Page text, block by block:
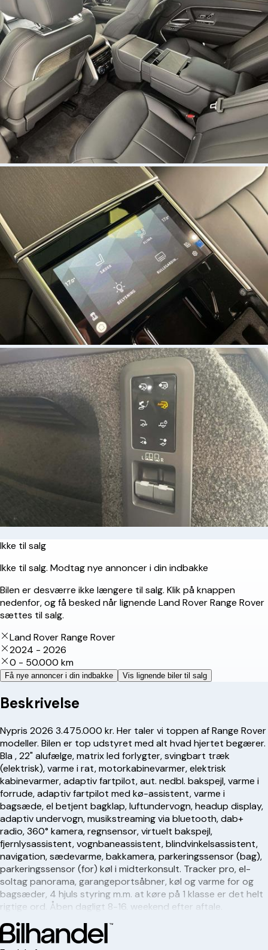
Ikke til salg
Ikke til salg. Modtag nye annoncer i din indbakke
Bilen er desværre ikke længere til salg. Klik på knappen
nedenfor, og få besked når lignende Land Rover Range Rover
sættes til salg.
Land Rover Range Rover
2024 - 2026
0 - 50.000 km
Få nye annoncer i din indbakke Vis lignende biler til salg
Beskrivelse
Nypris 2026 3.475.000 kr. Her taler vi toppen af Range Rover
modeller. Bilen er top udstyret med alt hvad hjertet begærer.
Bla , 22" alufælge, matrix led forlygter, svingbart træk
(elektrisk), varme i rat, motorkabinevarmer, elektrisk
kabinevarmer, adaptiv fartpilot, aut. nedbl. bakspejl, varme i
forrude, adaptiv fartpilot med kø-assistent, varme i
bagsæde, el betjent bagklap, luftundervogn, headup display,
adaptiv undervogn, musikstreaming via bluetooth, dab+
radio, 360° kamera, regnsensor, virtuelt bakspejl,
fjernlysassistent, vognbaneassistent, blindvinkelsassistent,
navigation, sædevarme, bakkamera, parkeringssensor (bag),
parkeringssensor (for) køl i midterkonsult. Tracker pro, el-
soltag panorama, garangeportsåbner, køl og varme for og
bagsæder, 4 hjuls styring m.m. at køre på 1 klasse er det helt
rigtige ord. Åben dagligt 8-16. weekend efter aftale.